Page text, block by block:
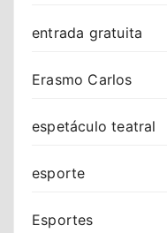
entrada gratuita
Erasmo Carlos
espetáculo teatral
esporte
Esportes